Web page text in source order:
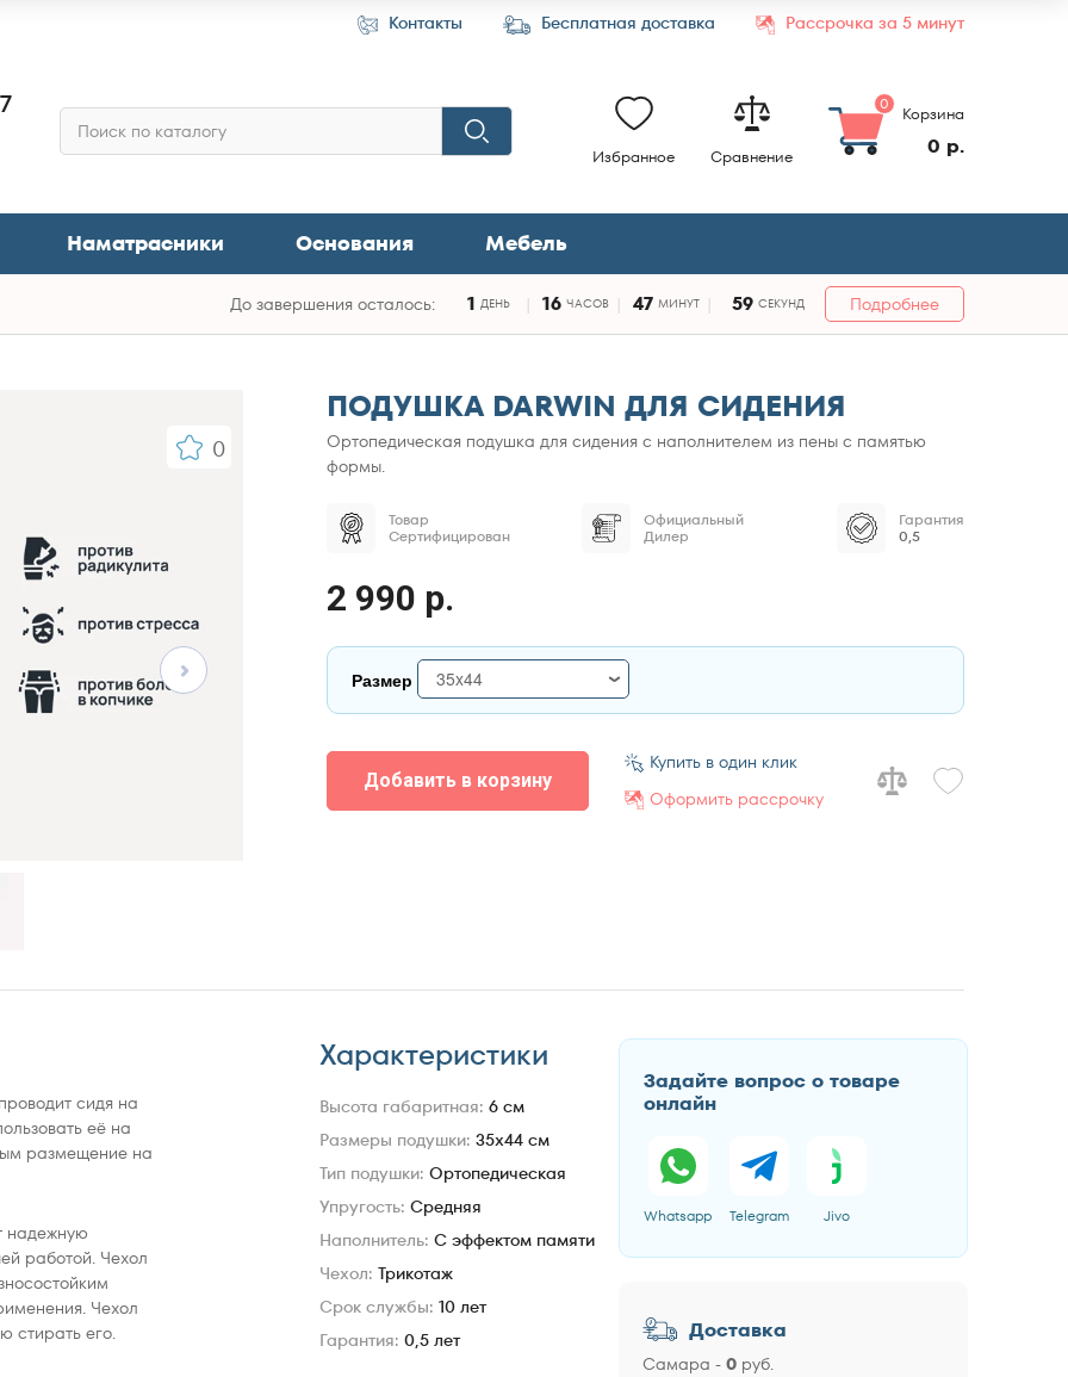
Контакты Бесплатная доставка Рассрочка за 5 минут
Избранное Сравнение
0 Корзина
0 р.
Наматрасники Основания Мебель
До завершения осталось: 1 ДЕНЬ 16 ЧАСОВ 47 МИНУТ 57 СЕКУНД Подробнее
0
ПОДУШКА DARWIN ДЛЯ СИДЕНИЯ
Ортопедическая подушка для сидения с наполнителем из пены с памятью
формы.
Товар
Сертифицирован
Официальный
Дилер
Гарантия
0,5
2 990 р.
Размер
35x44
35x44
Добавить в корзину
Купить в один клик
Оформить рассрочку
сидя на
её на
размещение на
надежную
работой. Чехол
Чехол
стирать его.
Характеристики
Высота габаритная:
6 см
Размеры подушки:
35x44 см
Тип подушки:
Ортопедическая
Упругость:
Средняя
Наполнитель:
С эффектом памяти
Чехол: Трикотаж
Срок службы: 10 лет
Гарантия:
0,5 лет
Задайте вопрос о товаре
онлайн
Whatsapp Telegram Jivo
Доставка
Самара - 0 руб.